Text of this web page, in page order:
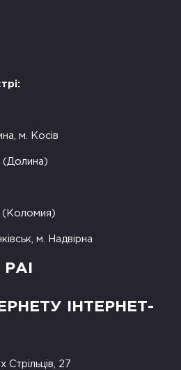
м. Косів
(Долина)
(Коломия)
м. Надвірна
ІНТЕРНЕТ-
Стрільців, 27